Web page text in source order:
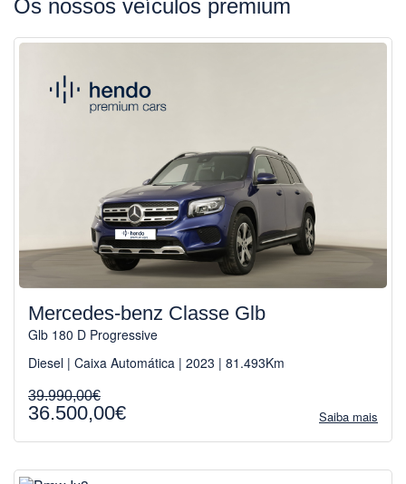
Os nossos veículos premium
Mercedes-benz Classe Glb
Glb 180 D Progressive
Diesel | Caixa Automática | 2023 | 81.493Km
39.990,00€
36.500,00€ Saiba mais